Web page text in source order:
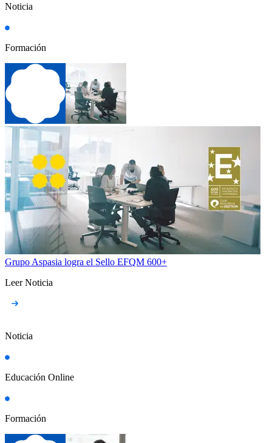
Noticia
Formación
Grupo Aspasia logra el Sello EFQM 600+
Leer Noticia
Noticia
Educación Online
Formación